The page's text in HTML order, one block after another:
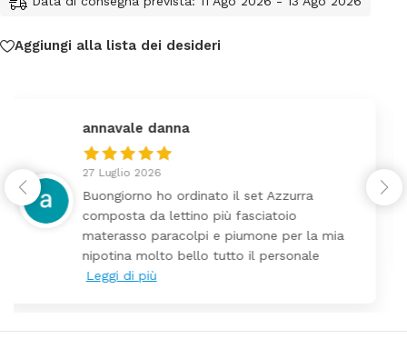
Aggiungi alla lista dei desideri
federica
24 Luglio 2026
Tutti perfetto! Ho ordinato un lettino
arrivato ben imballato dopo pochi giorni.
Prezzo ottimi rispetto la concorrenza